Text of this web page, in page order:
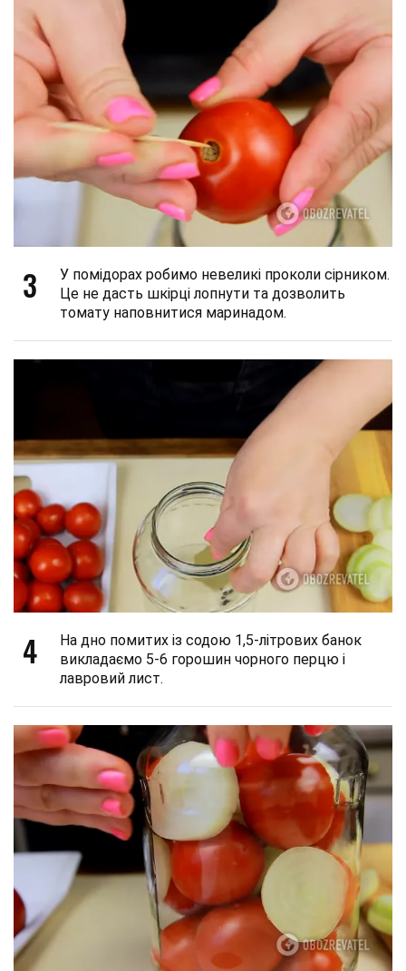
3
У помідорах робимо невеликі проколи сірником.
Це не дасть шкірці лопнути та дозволить
томату наповнитися маринадом.
4
На дно помитих із содою 1,5-літрових банок
викладаємо 5-6 горошин чорного перцю і
лавровий лист.